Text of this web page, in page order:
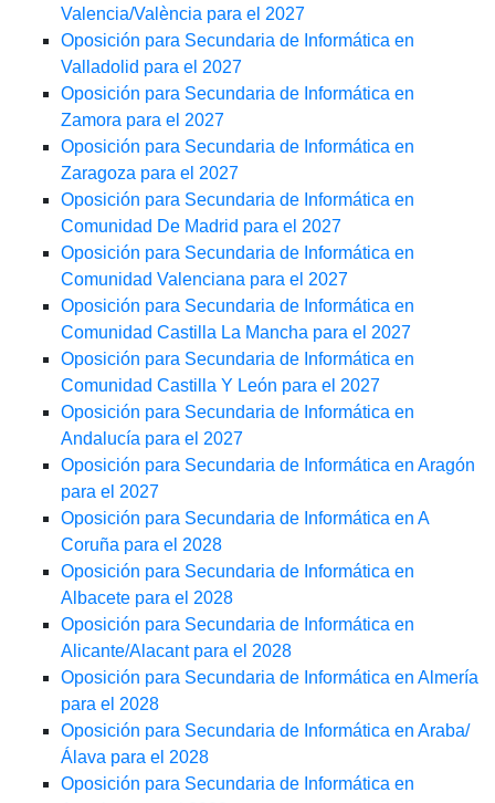
Valencia/València para el 2027
Oposición para Secundaria de Informática en
Valladolid para el 2027
Oposición para Secundaria de Informática en
Zamora para el 2027
Oposición para Secundaria de Informática en
Zaragoza para el 2027
Oposición para Secundaria de Informática en
Comunidad De Madrid para el 2027
Oposición para Secundaria de Informática en
Comunidad Valenciana para el 2027
Oposición para Secundaria de Informática en
Comunidad Castilla La Mancha para el 2027
Oposición para Secundaria de Informática en
Comunidad Castilla Y León para el 2027
Oposición para Secundaria de Informática en
Andalucía para el 2027
Oposición para Secundaria de Informática en Aragón
para el 2027
Oposición para Secundaria de Informática en A
Coruña para el 2028
Oposición para Secundaria de Informática en
Albacete para el 2028
Oposición para Secundaria de Informática en
Alicante/Alacant para el 2028
Oposición para Secundaria de Informática en Almería
para el 2028
Oposición para Secundaria de Informática en Araba/
Álava para el 2028
Oposición para Secundaria de Informática en